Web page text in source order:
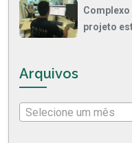
Complexo
projeto
Arquivos
Selecione um mês